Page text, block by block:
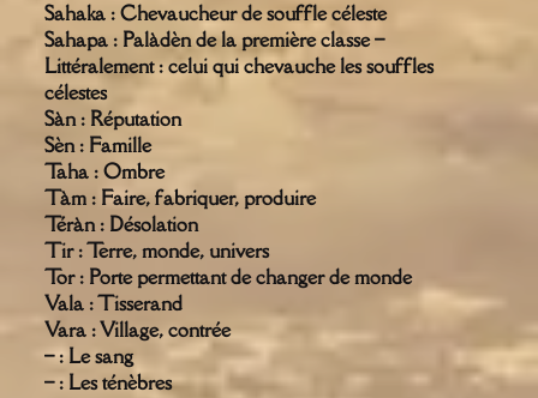
Sahaka : Chevaucheur de souffle céleste
Sahapa : Palàdèn de la première classe –
Littéralement : celui qui chevauche les souffles
célestes
Sàn : Réputation
Sèn : Famille
Taha : Ombre
Tàm : Faire, fabriquer, produire
Téràn : Désolation
Tir : Terre, monde, univers
Tor : Porte permettant de changer de monde
Vala : Tisserand
Vara : Village, contrée
– : Le sang
– : Les ténèbres